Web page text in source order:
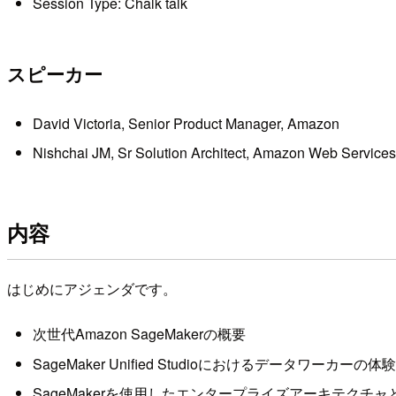
スピーカー
David Victoria, Senior Product Manager, Amazon
Nishchai JM, Sr Solution Architect, Amazon Web Services
内容
はじめにアジェンダです。
次世代Amazon SageMakerの概要
SageMaker Unified Studioにおけるデータワーカーの体験